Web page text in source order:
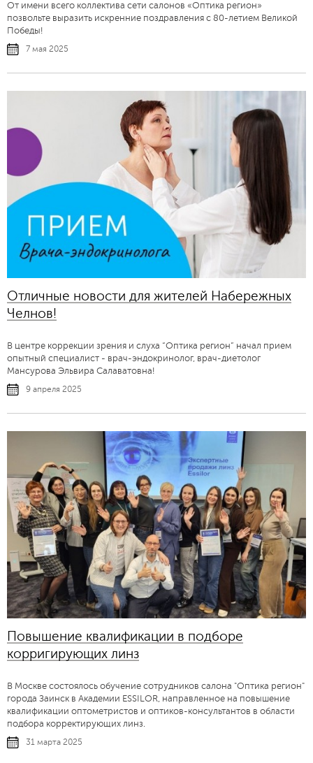
От имени всего коллектива сети салонов «Оптика регион»
позвольте выразить искренние поздравления с 80-летием Великой
Победы!
7 мая 2025
Отличные новости для жителей Набережных
Челнов!
В центре коррекции зрения и слуха “Оптика регион” начал прием
опытный специалист - врач-эндокринолог, врач-диетолог
Мансурова Эльвира Салаватовна!
9 апреля 2025
Повышение квалификации в подборе
корригирующих линз
В Москве состоялось обучение сотрудников салона "Оптика регион"
города Заинск в Академии ESSILOR, направленное на повышение
квалификации оптометристов и оптиков-консультантов в области
подбора корректирующих линз.
31 марта 2025